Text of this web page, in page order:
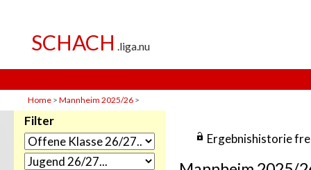
Home > Mannheim 2025/26 >
Filter
Ergebnishistorie